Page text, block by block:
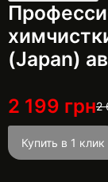
(Japan)
2 199 грн2
Купить в 1 клик